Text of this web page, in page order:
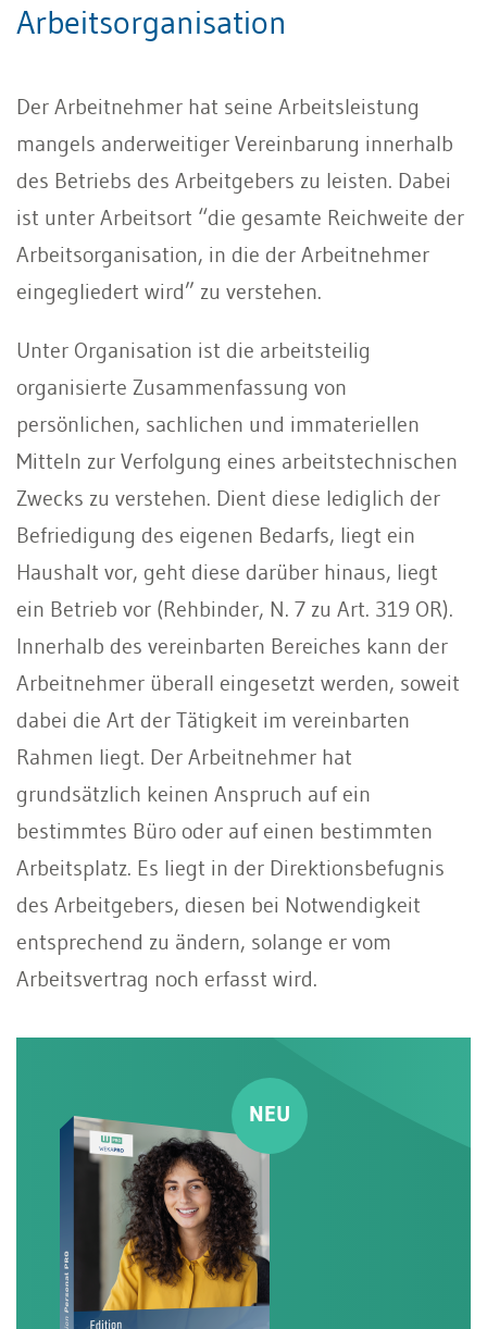
Arbeitsorganisation
Der Arbeitnehmer hat seine Arbeitsleistung
mangels anderweitiger Vereinbarung innerhalb
des Betriebs des Arbeitgebers zu leisten. Dabei
ist unter Arbeitsort “die gesamte Reichweite der
Arbeitsorganisation, in die der Arbeitnehmer
eingegliedert wird” zu verstehen.
Unter Organisation ist die arbeitsteilig
organisierte Zusammenfassung von
persönlichen, sachlichen und immateriellen
Mitteln zur Verfolgung eines arbeitstechnischen
Zwecks zu verstehen. Dient diese lediglich der
Befriedigung des eigenen Bedarfs, liegt ein
Haushalt vor, geht diese darüber hinaus, liegt
ein Betrieb vor (Rehbinder, N. 7 zu Art. 319 OR).
Innerhalb des vereinbarten Bereiches kann der
Arbeitnehmer überall eingesetzt werden, soweit
dabei die Art der Tätigkeit im vereinbarten
Rahmen liegt. Der Arbeitnehmer hat
grundsätzlich keinen Anspruch auf ein
bestimmtes Büro oder auf einen bestimmten
Arbeitsplatz. Es liegt in der Direktionsbefugnis
des Arbeitgebers, diesen bei Notwendigkeit
entsprechend zu ändern, solange er vom
Arbeitsvertrag noch erfasst wird.